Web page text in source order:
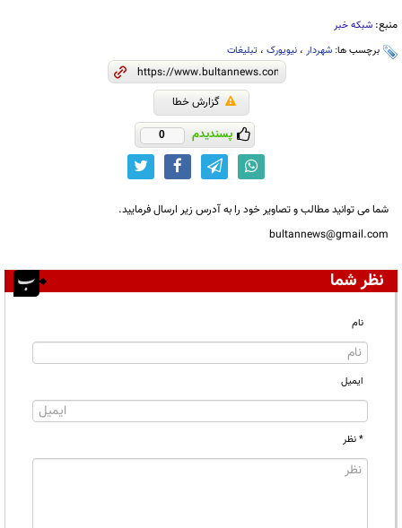
منبع: شبکه خبر
برچسب ها: شهردار ، نیویورک ، تبلیغات
گزارش خطا
پسندیدم 0
شما می توانید مطالب و تصاویر خود را به آدرس زیر ارسال فرمایید.
bultannews@gmail.com
نظر شما
نام
ایمیل
* نظر